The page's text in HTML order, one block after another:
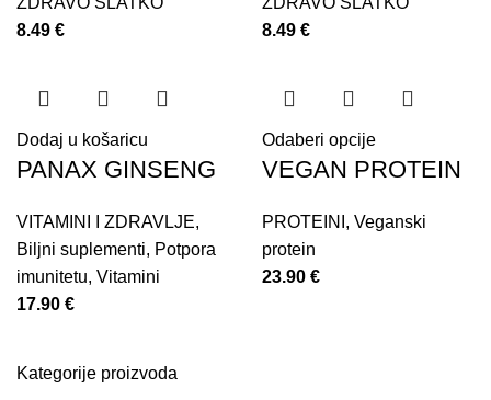
Kategorije proizvoda
8.49 €
8.49 €
Dodaj u košaricu
PANAX GINSENG
VITAMINI I ZDRAVLJE,
Biljni suplementi, Potpora
imunitetu, Vitamini
17.90 €
Odaberi opcije
VEGAN PROTEIN
PROTEINI , Veganski
protein
23.90 €